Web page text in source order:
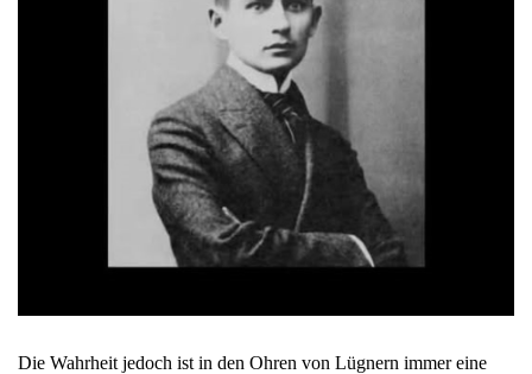
Die Wahrheit jedoch ist in den Ohren von Lügnern immer eine